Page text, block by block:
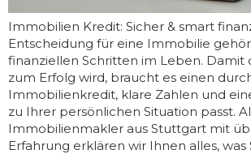
Immobilien Kredit: Sicher & smart
Entscheidung für eine Immobilie
finanziellen Schritten im Leben. Damit
zum Erfolg wird, braucht es einen
Immobilienkredit, klare Zahlen und
zu Ihrer persönlichen Situation passt.
Immobilienmakler aus Stuttgart mit
Erfahrung erklären wir Ihnen alles, was